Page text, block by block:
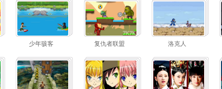
少年骇客 复仇者联盟 洛克人